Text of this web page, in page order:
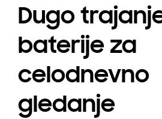
Dugo
baterije za
celodnevno
gledanje